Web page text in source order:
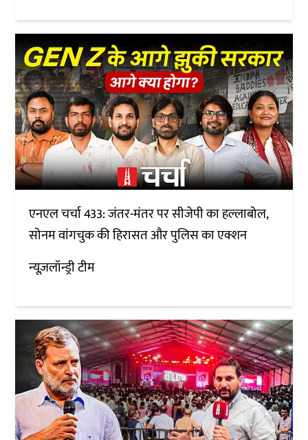
एनएल चर्चा 433: जंतर-मंतर पर सीजेपी का हल्लाबोल,
सोनम वांगचुक की हिरासत और पुलिस का एक्शन
न्यूज़लॉन्ड्री टीम